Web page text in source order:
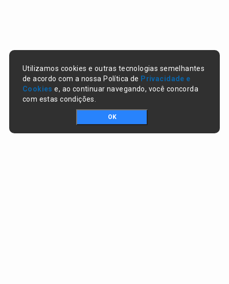
Utilizamos cookies e outras tecnologias semelhantes
de acordo com a nossa Política de Privacidade e
Cookies e, ao continuar navegando, você concorda
com estas condições.
OK